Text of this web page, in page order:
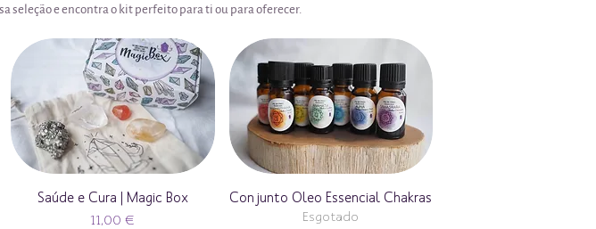
seleção e encontra o kit perfeito para ti ou para oferecer.
Saúde e Cura | Magic Box
Preço
11,00 €
Conjunto Oleo Essencial Chakras
Esgotado